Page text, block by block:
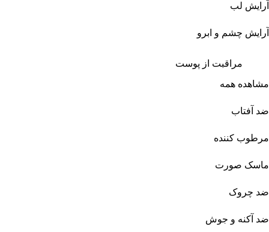
آرایش لب
آرایش چشم و ابرو
مراقبت از پوست
مشاهده همه
ضد آفتاب
مرطوب کننده
ماسک صورت
ضد چروک
ضد آکنه و جوش